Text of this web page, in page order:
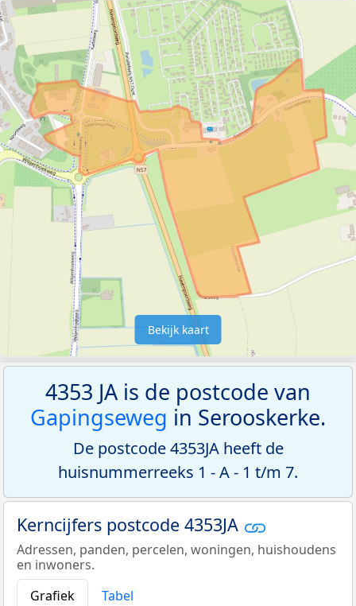
Bekijk kaart
4353 JA is de postcode van
Gapingseweg in Serooskerke.
De postcode 4353JA heeft de
huisnummerreeks 1 - A - 1 t/m 7.
Kerncijfers postcode 4353JA
Adressen, panden, percelen, woningen, huishoudens
en inwoners.
Grafiek
Tabel